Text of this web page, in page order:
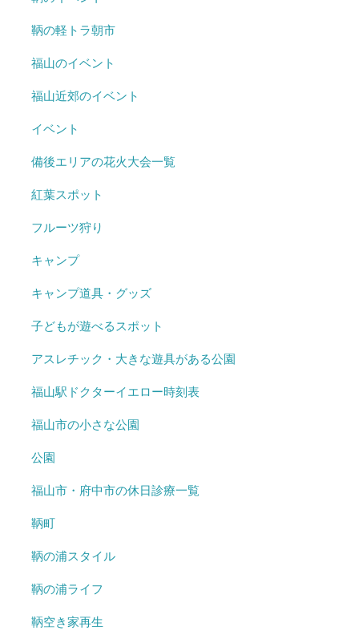
鞆の軽トラ朝市
福山のイベント
福山近郊のイベント
イベント
備後エリアの花火大会一覧
紅葉スポット
フルーツ狩り
キャンプ
キャンプ道具・グッズ
子どもが遊べるスポット
アスレチック・大きな遊具がある公園
福山駅ドクターイエロー時刻表
福山市の小さな公園
公園
福山市・府中市の休日診療一覧
鞆町
鞆の浦スタイル
鞆の浦ライフ
鞆空き家再生